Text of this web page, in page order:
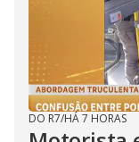
DO R7/HÁ 7 HORAS